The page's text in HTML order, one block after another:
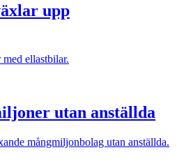
upp
ellastbilar.
utan anställda
mångmiljonbolag utan anställda.